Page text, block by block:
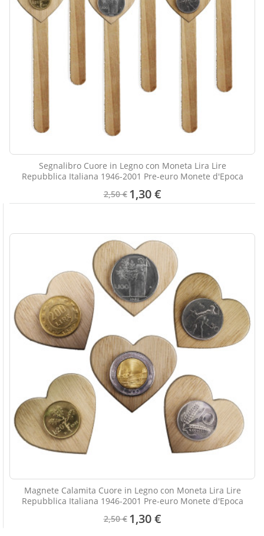
Segnalibro Cuore in Legno con Moneta Lira Lire
Repubblica Italiana 1946-2001 Pre-euro Monete d'Epoca
2,50 € 1,30 €
Magnete Calamita Cuore in Legno con Moneta Lira Lire
Repubblica Italiana 1946-2001 Pre-euro Monete d'Epoca
2,50 € 1,30 €